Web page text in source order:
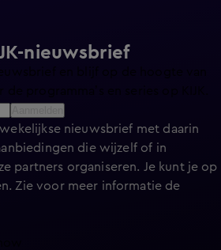
nieuwsbrief
nieuwsbrief met daarin
die wijzelf of in
partners organiseren. Je kunt je op
Zie voor meer informatie de